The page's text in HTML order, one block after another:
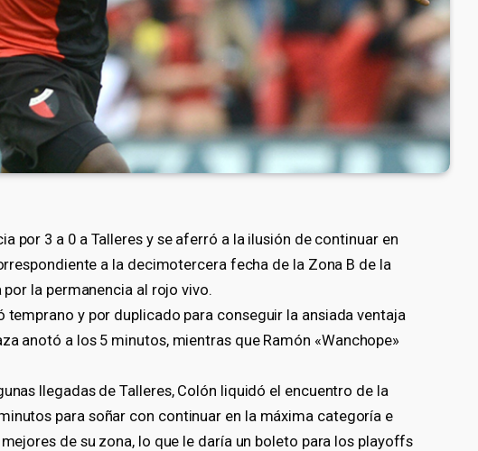
por 3 a 0 a Talleres y se aferró a la ilusión de continuar en
a la decimotercera fecha de la Zona B de la
la permanencia al rojo vivo.
temprano y por duplicado para conseguir la ansiada ventaja
anotó a los 5 minutos, mientras que Ramón «Wanchope»
llegadas de Talleres, Colón liquidó el encuentro de la
para soñar con continuar en la máxima categoría e
de su zona, lo que le daría un boleto para los playoffs